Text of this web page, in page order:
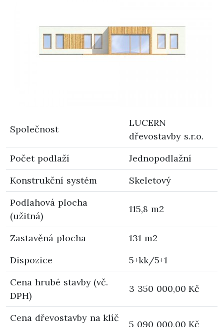
Společnost
LUCERN
dřevostavby s.r.o.
Počet podlaží
Jednopodlažní
Konstrukční systém
Skeletový
Podlahová plocha
(užitná)
115,8 m2
Zastavěná plocha
131 m2
Dispozice
5+kk/5+1
Cena hrubé stavby (vč.
DPH)
3 350 000,00 Kč
Cena dřevostavby na klíč
5 090 000,00 Kč